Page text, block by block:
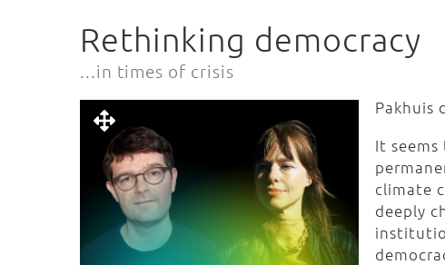
Rethinking democracy
...in times of crisis
Pakhuis
It
climate
deeply